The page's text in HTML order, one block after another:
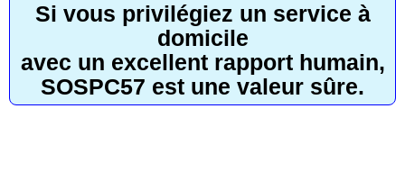
Si vous privilégiez un service à
domicile
avec un excellent rapport humain,
SOSPC57 est une valeur sûre.